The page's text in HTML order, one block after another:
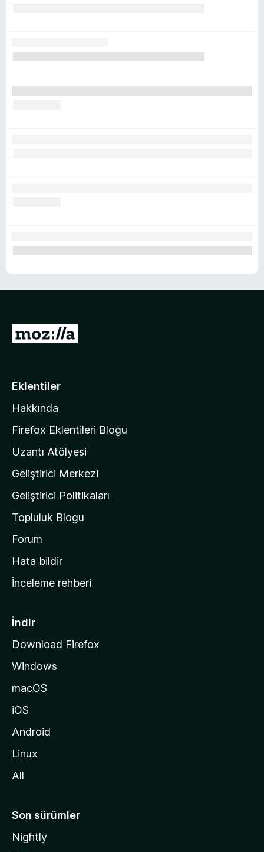
M
i
l
a
n
ı
n
n
a
s
y
a
ı
n
i
d
Eklentiler
Hakkında
Firefox Eklentileri Blogu
Uzantı Atölyesi
Geliştirici Merkezi
Geliştirici Politikaları
Topluluk Blogu
Forum
Hata bildir
İnceleme rehberi
İndir
Download Firefox
Windows
macOS
iOS
Android
Linux
All
Son sürümler
Nightly